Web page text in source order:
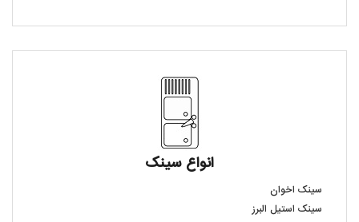
انواع سینک
سینک اخوان
سینک استیل البرز